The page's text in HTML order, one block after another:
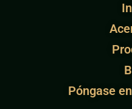
Póngase